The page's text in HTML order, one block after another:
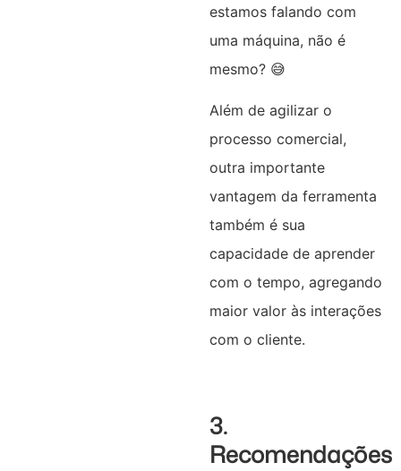
estamos falando com
uma máquina, não é
mesmo? 😅
Além de agilizar o
processo comercial,
outra importante
vantagem da ferramenta
também é sua
capacidade de aprender
com o tempo, agregando
maior valor às interações
com o cliente.
3.
Recomendações